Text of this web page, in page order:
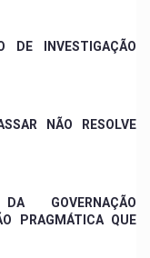
DE INVESTIGAÇÃO
NÃO RESOLVE
GOVERNAÇÃO
PRAGMÁTICA QUE